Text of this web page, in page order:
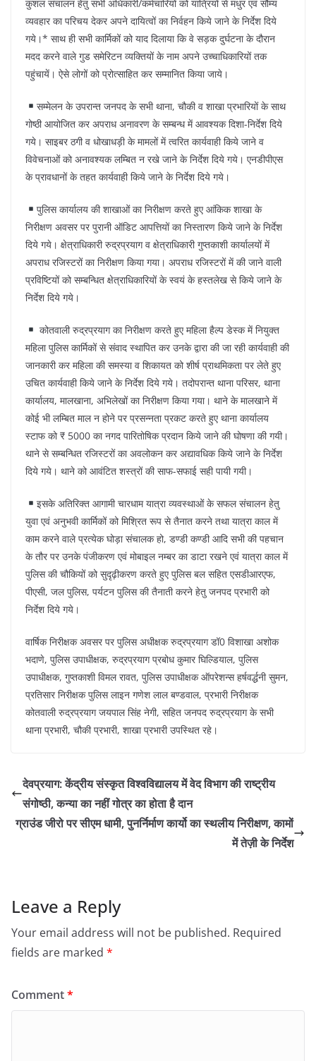
कुशल संचालन हेतु सभी अधिकारी/कर्मचारियों को यात्रियों से मधुर एवं सौम्य
व्यवहार का परिचय देकर अपने दायित्वों का निर्वहन किये जाने के निर्देश दिये
गये।* साथ ही सभी कार्मिकों को याद दिलाया कि वे सड़क दुर्घटना के दौरान
मदद करने वाले गुड समेरिटन व्यक्तियों के नाम अपने उच्चाधिकारियों तक
पहुंचायें। ऐसे लोगों को प्रोत्साहित कर सम्मानित किया जाये।
सम्मेलन के उपरान्त जनपद के सभी थाना, चौकी व शाखा प्रभारियों के साथ
गोष्ठी आयोजित कर अपराध अनावरण के सम्बन्ध में आवश्यक दिशा-निर्देश दिये
गये। साइबर ठगी व धोखाधड़ी के मामलों में त्वरित कार्यवाही किये जाने व
विवेचनाओं को अनावश्यक लम्बित न रखे जाने के निर्देश दिये गये। एनडीपीएस
के प्रावधानों के तहत कार्यवाही किये जाने के निर्देश दिये गये।
पुलिस कार्यालय की शाखाओं का निरीक्षण करते हुए आंकिक शाखा के
निरीक्षण अवसर पर पुरानी ऑडिट आपत्तियों का निस्तारण किये जाने के निर्देश
दिये गये। क्षेत्राधिकारी रुद्रप्रयाग व क्षेत्राधिकारी गुप्तकाशी कार्यालयों में
अपराध रजिस्टरों का निरीक्षण किया गया। अपराध रजिस्टरों में की जाने वाली
प्रविष्टियों को सम्बन्धित क्षेत्राधिकारियों के स्वयं के हस्तलेख से किये जाने के
निर्देश दिये गये।
कोतवाली रुद्रप्रयाग का निरीक्षण करते हुए महिला हैल्प डेस्क में नियुक्त
महिला पुलिस कार्मिकों से संवाद स्थापित कर उनके द्वारा की जा रही कार्यवाही की
जानकारी कर महिला की समस्या व शिकायत को शीर्ष प्राथमिकता पर लेते हुए
उचित कार्यवाही किये जाने के निर्देश दिये गये। तदोपरान्त थाना परिसर, थाना
कार्यालय, मालखाना, अभिलेखों का निरीक्षण किया गया। थाने के मालखाने में
कोई भी लम्बित माल न होने पर प्रसन्नता प्रकट करते हुए थाना कार्यालय
स्टाफ को ₹ 5000 का नगद पारितोषिक प्रदान किये जाने की घोषणा की गयी।
थाने से सम्बन्धित रजिस्टरों का अवलोकन कर अद्यावधिक किये जाने के निर्देश
दिये गये। थाने को आवंटित शस्त्रों की साफ-सफाई सही पायी गयी।
इसके अतिरिक्त आगामी चारधाम यात्रा व्यवस्थाओं के सफल संचालन हेतु
युवा एवं अनुभवी कार्मिकों को मिश्रित रूप से तैनात करने तथा यात्रा काल में
काम करने वाले प्रत्येक घोड़ा संचालक हो, डण्डी कण्डी आदि सभी की पहचान
के तौर पर उनके पंजीकरण एवं मोबाइल नम्बर का डाटा रखने एवं यात्रा काल में
पुलिस की चौकियों को सुदृढ़ीकरण करते हुए पुलिस बल सहित एसडीआरएफ,
पीएसी, जल पुलिस, पर्यटन पुलिस की तैनाती करने हेतु जनपद प्रभारी को
निर्देश दिये गये।
वार्षिक निरीक्षक अवसर पर पुलिस अधीक्षक रुद्रप्रयाग डॉ0 विशाखा अशोक
भदाणे, पुलिस उपाधीक्षक, रुद्रप्रयाग प्रबोध कुमार घिल्डियाल, पुलिस
उपाधीक्षक, गुप्तकाशी विमल रावत, पुलिस उपाधीक्षक ऑपरेशन्स हर्षवर्द्धनी सुमन,
प्रतिसार निरीक्षक पुलिस लाइन गणेश लाल बण्डवाल, प्रभारी निरीक्षक
कोतवाली रुद्रप्रयाग जयपाल सिंह नेगी, सहित जनपद रुद्रप्रयाग के सभी
थाना प्रभारी, चौकी प्रभारी, शाखा प्रभारी उपस्थित रहे।
देवप्रयाग: केंद्रीय संस्कृत विश्वविद्यालय में वेद विभाग की राष्ट्रीय
संगोष्ठी, कन्या का नहीं गोत्र का होता है दान
ग्राउंड जीरो पर सीएम धामी, पुनर्निर्माण कार्यो का स्थलीय निरीक्षण, कामों
में तेज़ी के निर्देश
Leave a Reply
Your email address will not be published. Required
fields are marked *
Comment*